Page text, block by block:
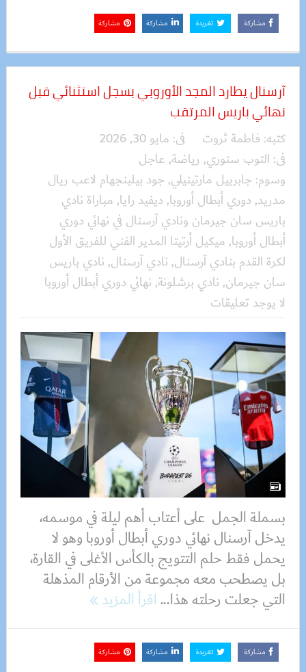
مشاركة تغريدة مشاركة مشاركة
آرسنال يطارد المجد الأوروبي بسجل استثنائي قبل
نهائي باريس المرتقب
كتبه: فاطمة ثروت فى: مايو 30, 2026
فى: التوب ستوري, رياضة, عاجل
وسوم: جابرييل مارتينيلي, جود بيلينجهام لاعب ريال
مدريد, دوري أبطال أوروبا, ديفيد رايا, مباراة نادي
باريس سان جيرمان ونادي آرسنال في نهائي دوري
أبطال أوروبا, ميكيل أرتيتا المدير الفني للفريق الأول
لكرة القدم بنادي آرسنال, نادي آرسنال, نادي باريس
سان جيرمان, نادي برشلونة, نهائي دوري أبطال أوروبا
لا يوجد تعليقات
بسملة الجمل على أعتاب أهم ليلة في موسمه،
يدخل آرسنال نهائي دوري أبطال أوروبا وهو لا
يحمل فقط حلم التتويج بالكأس الأغلى في القارة،
بل يصطحب معه مجموعة من الأرقام المذهلة
التي جعلت رحلته هذا...اقرأ المزيد
مشاركة تغريدة مشاركة مشاركة